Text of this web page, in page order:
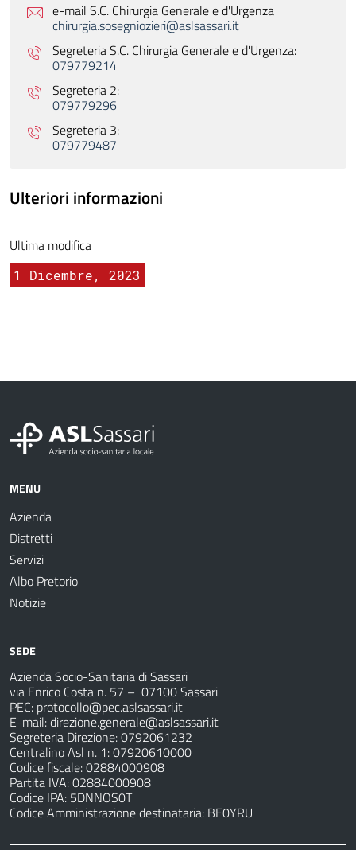
e-mail S.C. Chirurgia Generale e d'Urgenza
chirurgia.sosegniozieri@aslsassari.it
Segreteria S.C. Chirurgia Generale e d'Urgenza:
079779214
Segreteria 2:
079779296
Segreteria 3:
079779487
Ulteriori informazioni
Ultima modifica
1 Dicembre, 2023
MENU
Azienda
Distretti
Servizi
Albo Pretorio
Notizie
SEDE
Azienda Socio-Sanitaria di Sassari
via Enrico Costa n. 57 – 07100 Sassari
PEC: protocollo@pec.aslsassari.it
E-mail:direzione.generale@aslsassari.it
Segreteria Direzione: 0792061232
Centralino Asl n. 1: 07920610000
Codice fiscale: 02884000908
Partita IVA: 02884000908
Codice IPA: 5DNNOS0T
Codice Amministrazione destinataria: BE0YRU